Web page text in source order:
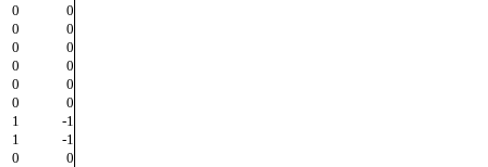
0
0
0
0
0
0
0
0
0
0
0
0
1
-1
1
-1
0
0